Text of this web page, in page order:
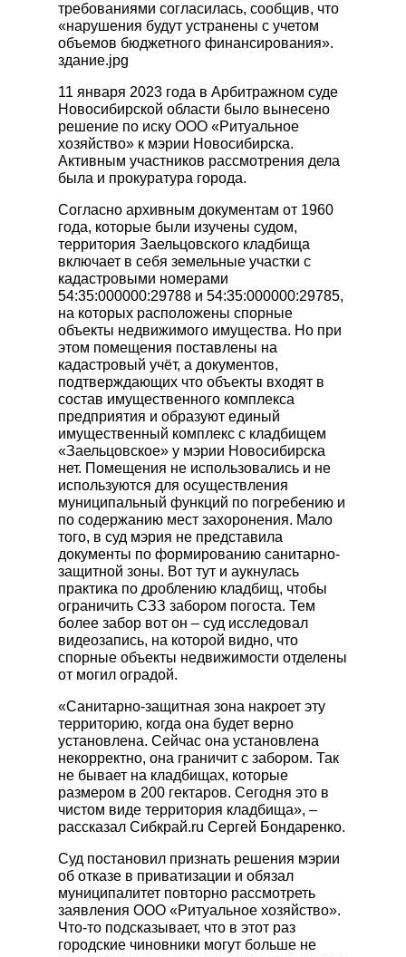
требованиями согласилась, сообщив, что
«нарушения будут устранены с учетом
объемов бюджетного финансирования».
здание.jpg
11 января 2023 года в Арбитражном суде
Новосибирской области было вынесено
решение по иску ООО «Ритуальное
хозяйство» к мэрии Новосибирска.
Активным участников рассмотрения дела
была и прокуратура города.
Согласно архивным документам от 1960
года, которые были изучены судом,
территория Заельцовского кладбища
включает в себя земельные участки с
кадастровыми номерами
54:35:000000:29788 и 54:35:000000:29785,
на которых расположены спорные
объекты недвижимого имущества. Но при
этом помещения поставлены на
кадастровый учёт, а документов,
подтверждающих что объекты входят в
состав имущественного комплекса
предприятия и образуют единый
имущественный комплекс с кладбищем
«Заельцовское» у мэрии Новосибирска
нет. Помещения не использовались и не
используются для осуществления
муниципальный функций по погребению и
по содержанию мест захоронения. Мало
того, в суд мэрия не представила
документы по формированию санитарно-
защитной зоны. Вот тут и аукнулась
практика по дроблению кладбищ, чтобы
ограничить СЗЗ забором погоста. Тем
более забор вот он – суд исследовал
видеозапись, на которой видно, что
спорные объекты недвижимости отделены
от могил оградой.
«Санитарно-защитная зона накроет эту
территорию, когда она будет верно
установлена. Сейчас она установлена
некорректно, она граничит с забором. Так
не бывает на кладбищах, которые
размером в 200 гектаров. Сегодня это в
чистом виде территория кладбища», –
рассказал Сибкрай.ru Сергей Бондаренко.
Суд постановил признать решения мэрии
об отказе в приватизации и обязал
муниципалитет повторно рассмотреть
заявления ООО «Ритуальное хозяйство».
Что-то подсказывает, что в этот раз
городские чиновники могут больше не